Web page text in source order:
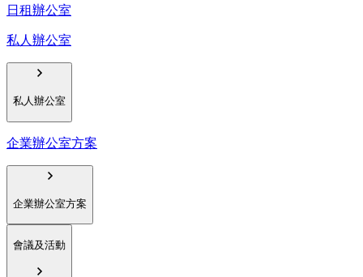
日租辦公室
私人辦公室
私人辦公室
企業辦公室方案
企業辦公室方案
會議及活動